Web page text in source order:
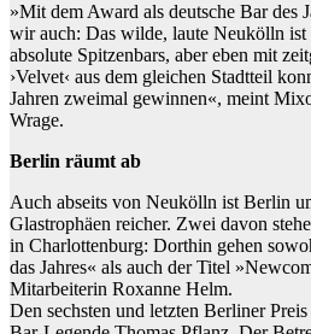
»Mit dem Award als deutsche Bar des
wir auch: Das wilde, laute Neukölln
absolute Spitzenbars, aber eben mit
›Velvet‹ aus dem gleichen Stadtteil
Jahren zweimal gewinnen«, meint
Wrage.
Berlin räumt ab
Auch abseits von Neukölln ist Berlin
Glastrophäen reicher. Zwei davon
in Charlottenburg: Dorthin gehen
das Jahres« als auch der Titel
Mitarbeiterin Roxanne Helm.
Den sechsten und letzten Berliner